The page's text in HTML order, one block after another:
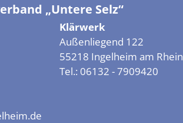
„Untere Selz“
Klärwerk
Außenliegend 122
55218 Ingelheim am Rhein
Tel.: 06132 - 7909420